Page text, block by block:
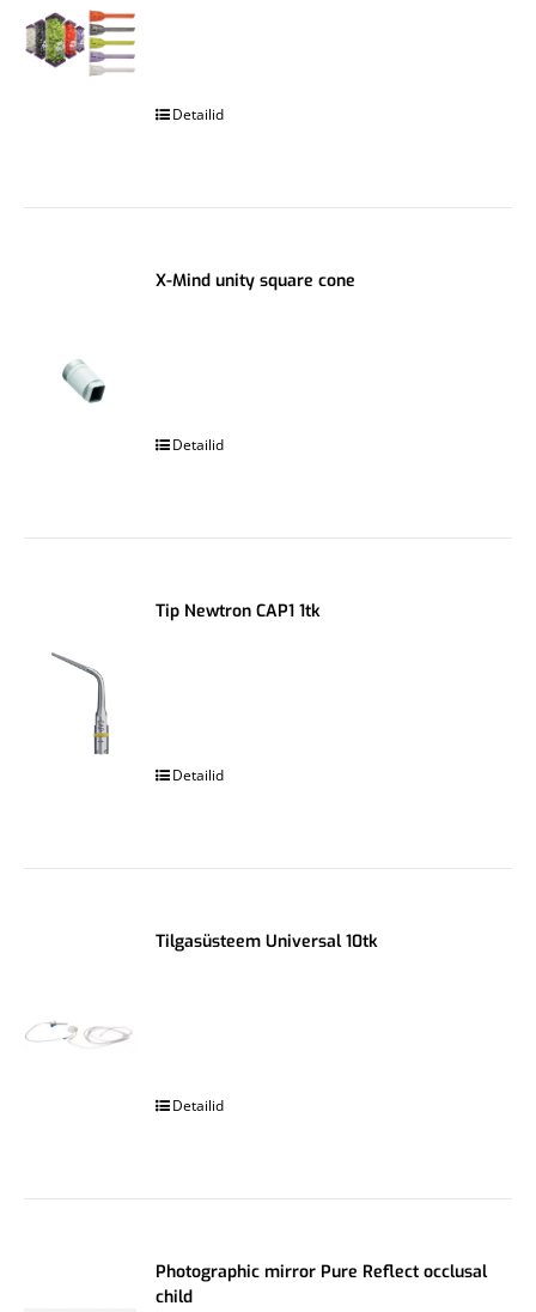
Detailid
X-Mind unity square cone
Detailid
Tip Newtron CAP1 1tk
Detailid
Tilgasüsteem Universal 10tk
Detailid
Photographic mirror Pure Reflect occlusal
child